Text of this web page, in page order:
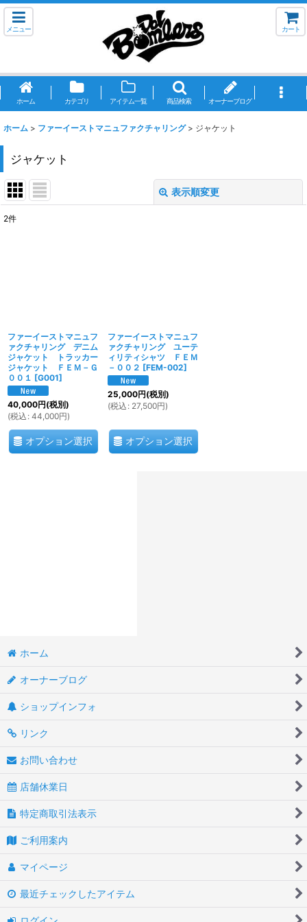
メニュー カート
ホーム カテゴリ アイテム一覧 商品検索 オーナーブログ
ホーム > ファーイーストマニュファクチャリング > ジャケット
ジャケット
表示順変更
2件
ファーイーストマニュフ
ァクチャリング デニム
ジャケット トラッカー
ジャケット ＦＥＭ－Ｇ
００１ [G001]
40,000円(税別)
(税込 : 44,000円)
オプション選択
ファーイーストマニュフ
ァクチャリング ユーテ
ィリティシャツ ＦＥＭ
－００２ [FEM-002]
25,000円(税別)
(税込 : 27,500円)
オプション選択
ホーム
オーナーブログ
ショップインフォ
リンク
お問い合わせ
店舗休業日
特定商取引法表示
ご利用案内
マイページ
最近チェックしたアイテム